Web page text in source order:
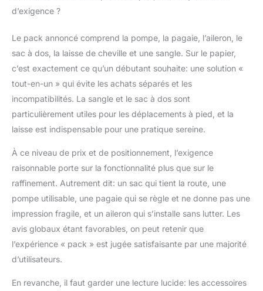
d’exigence ?
Le pack annoncé comprend la pompe, la pagaie, l’aileron, le
sac à dos, la laisse de cheville et une sangle. Sur le papier,
c’est exactement ce qu’un débutant souhaite: une solution «
tout-en-un » qui évite les achats séparés et les
incompatibilités. La sangle et le sac à dos sont
particulièrement utiles pour les déplacements à pied, et la
laisse est indispensable pour une pratique sereine.
À ce niveau de prix et de positionnement, l’exigence
raisonnable porte sur la fonctionnalité plus que sur le
raffinement. Autrement dit: un sac qui tient la route, une
pompe utilisable, une pagaie qui se règle et ne donne pas une
impression fragile, et un aileron qui s’installe sans lutter. Les
avis globaux étant favorables, on peut retenir que
l’expérience « pack » est jugée satisfaisante par une majorité
d’utilisateurs.
En revanche, il faut garder une lecture lucide: les accessoires